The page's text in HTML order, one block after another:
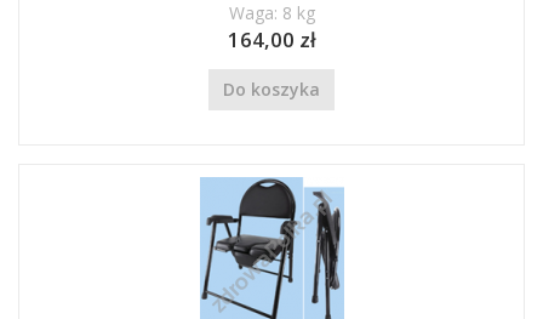
Waga: 8 kg
164,00 zł
Do koszyka